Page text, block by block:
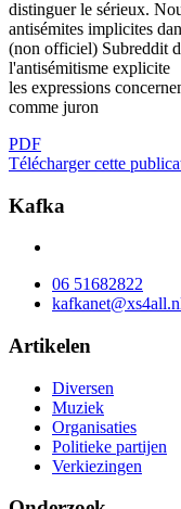
distinguer le sérieux.
antisémites implicites
(non officiel) Subreddit
l'antisémitisme explicite
les expressions
comme juron
PDF
Télécharger cette
Kafka
06 51682822
Artikelen
Diversen
Muziek
Organisaties
Politieke partijen
Verkiezingen